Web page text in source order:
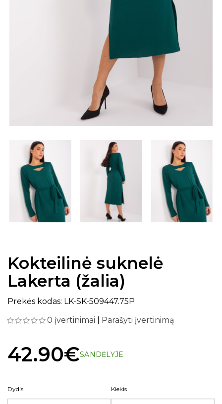
Kokteilinė suknelė
Lakerta (žalia)
Prekės kodas: LK-SK-509447.75P
0 įvertinimai
Parašyti įvertinimą
42.90€SANDĖLYJE
Dydis Kiekis